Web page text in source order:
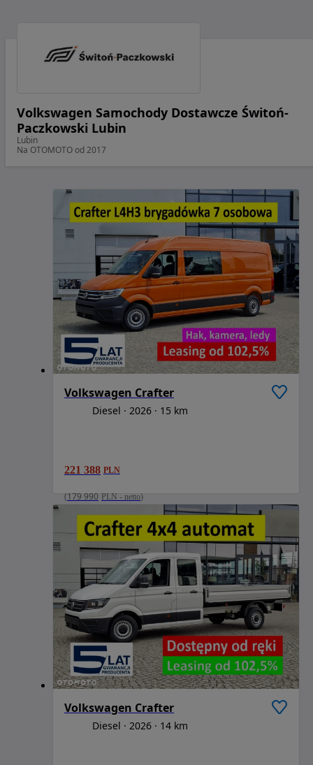
Volkswagen Samochody Dostawcze Świtoń-
Paczkowski Lubin
Lubin
Na OTOMOTO od 2017
Volkswagen Crafter
Diesel 2026 15 km
221 388 PLN
(179 990 PLN - netto)
Volkswagen Crafter
Diesel 2026 14 km